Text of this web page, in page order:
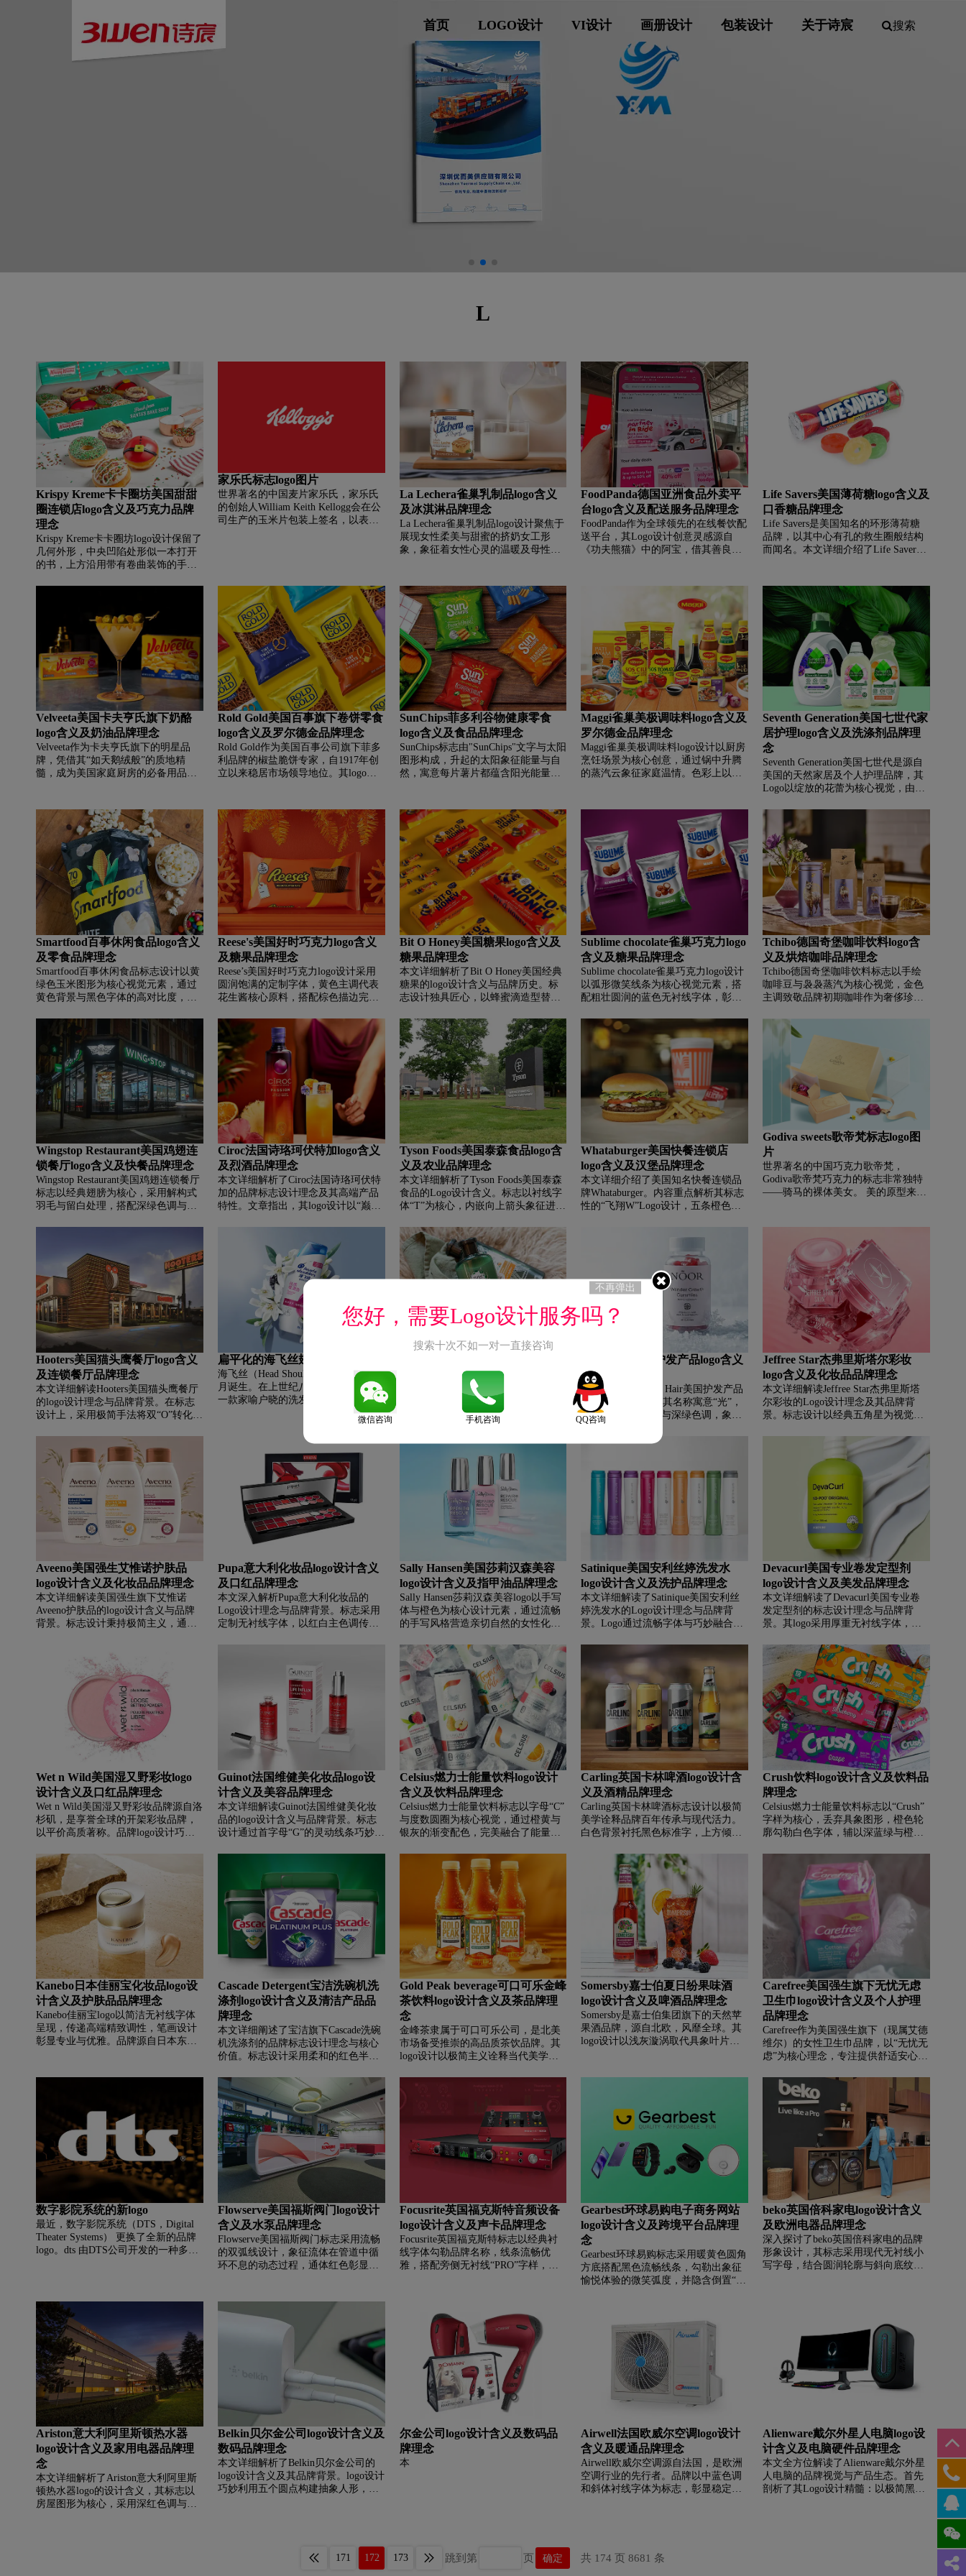
首页 LOGO设计 VI设计 画册设计 包装设计 关于诗宸 搜索
L
Krispy Kreme卡卡圈坊美国甜甜
圈连锁店logo含义及巧克力品牌
理念
Krispy Kreme卡卡圈坊logo设计保留了
几何外形，中央凹陷处形似一本打开
的书，上方沿用带有卷曲装饰的手写
的知名甜点品牌，Krispy Kreme以现
烤热腾腾的酵母甜甜圈闻名，坚持现
场制作工艺，已在全球33个国家拥有
1400多家门店，传递甜蜜、温暖与愉
悦的品牌精神。
家乐氏标志logo图片
世界著名的中国麦片家乐氏，家乐氏
的创始人William Keith Kellogg会在公
司生产的玉米片包装上签名，以表示
叠对比图。 大多数消费者可能不会注
意到这种微调。 事实上，升级后的
“签名”从 2 月份开始就已经在美国市
场使用，并于 5 月 14 日正式公布。
La Lechera雀巢乳制品logo含义
及冰淇淋品牌理念
La Lechera雀巢乳制品logo设计聚焦于
展现女性柔美与甜蜜的挤奶女工形
象，象征着女性心灵的温暖及母性的
馨和完美的意象。作为雀巢旗下专注
于乳制品的品牌，La Lechera以甜炼乳
为核心产品，以其浓郁顺滑的口感和
香甜风味深受喜爱，产品线涵盖炼
乳、焦糖牛奶酱及多种甜品配料，是
拉丁美洲传统食谱中的经典之选。
FoodPanda德国亚洲食品外卖平
台logo含义及配送服务品牌理念
FoodPanda作为全球领先的在线餐饮配
送平台，其Logo设计创意灵感源自
《功夫熊猫》中的阿宝，借其善良坚
激食欲、传递新鲜品质感，更在激烈
的市场竞争中强化了品牌识别度。平
台依托智能推荐与实时追踪等技术创
新，业务遍及亚洲、欧洲等12个国
家，持续为用户提供高效可靠的餐食
配送及生鲜杂货服务。
Life Savers美国薄荷糖logo含义及
口香糖品牌理念
Life Savers是美国知名的环形薄荷糖
品牌，以其中心有孔的救生圈般结构
而闻名。本文详细介绍了Life Savers
凉爽感，内层深色轮廓线营造出富有
生命力的视觉效果。设计在回归经典
棱角字体的同时融入现代设计语言，
既保留了品牌高辨识度，又赋予了视
觉新鲜感，彰显了品牌对传统工艺的
坚守与历久弥新的传奇魅力。
Velveeta美国卡夫亨氏旗下奶酪
logo含义及奶油品牌理念
Velveeta作为卡夫亨氏旗下的明星品
牌，凭借其“如天鹅绒般”的质地精
髓，成为美国家庭厨房的必备用品。
感，红色主调如何传递味觉热情，以
及简洁现代的设计风格如何强化品牌
在货架上的识别度。同时，文章还介
绍了品牌将传统奶酪碎屑转化为美味
产品的历史及其在烹饪领域的百搭便
利性，展现了Velveeta作为便捷美味与
幸福时光象征的品牌魅力。
Rold Gold美国百事旗下卷饼零食
logo含义及罗尔德金品牌理念
Rold Gold作为美国百事公司旗下菲多
利品牌的椒盐脆饼专家，自1917年创
立以来稳居市场领导地位。其logo设
信赖，盾形轮廓暗示安全承诺与匠心
守护。本文详细解析了Rold Gold的品
牌标识设计理念及其背后的历史沉
淀，展现功能与美学平衡的商业标识
典范。
SunChips菲多利谷物健康零食
logo含义及食品品牌理念
SunChips标志由"SunChips"文字与太阳
图形构成，升起的太阳象征能量与自
然，寓意每片薯片都蕴含阳光能量。
为健康意识消费者提供美味与营养兼
备的零食选择。
Maggi雀巢美极调味料logo含义及
罗尔德金品牌理念
Maggi雀巢美极调味料logo设计以厨房
烹饪场景为核心创意，通过锅中升腾
的蒸汽云象征家庭温情。色彩上以红
牌，Maggi秉承“便捷不等于将就”的理
念，致力于简化烹饪流程，为全球家
庭带来地道风味与营养均衡的美味体
验。
Seventh Generation美国七世代家
居护理logo含义及洗涤剂品牌理
念
Seventh Generation美国七世代是源自
美国的天然家居及个人护理品牌，其
Logo以绽放的花蕾为核心视觉，由七
未来七代人的庄严承诺。品牌名称源
于北美易洛魁部落的古老哲学，以植
物为基础研发产品，涵盖家庭清洁、
婴儿护理等多个品类，致力于践行环
保责任、可持续发展与成分透明的核
心价值观，为全球消费者提供安全、
环保的天然产品选择。
Smartfood百事休闲食品logo含义
及零食品牌理念
Smartfood百事休闲食品标志设计以黄
绿色玉米图形为核心视觉元素，通过
黄色背景与黑色字体的高对比度，传
象。品牌起源于美国马萨诸塞州，凭
借将爆米花与切达奶酪融合的独特创
意，从家庭厨房起步发展为健康零食
标杆。本文详细解读了Smartfood标志
的设计语言与视觉内涵，并阐述了品
牌坚持天然成分、践行可持续发展的
理念与成长历程。
Reese's美国好时巧克力logo含义
及糖果品牌理念
Reese’s美国好时巧克力logo设计采用
圆润饱满的定制字体，黄色主调代表
花生酱核心原料，搭配棕色描边完美
体字母象征浓郁风味，独特手写风格
赋予标志动感与活力。品牌起源于宾
夕法尼亚州，凭借独特口感风靡全
球，年销售额超五亿美元，橙棕相间
的包装已成为其独特象征。
Bit O Honey美国糖果logo含义及
糖果品牌理念
本文详细解析了Bit O Honey美国经典
糖果的logo设计含义与品牌历史。标
志设计独具匠心，以蜂蜜滴造型替代
深蓝色调，巧妙呼应产品蜂蜜成分并
传递值得信赖的品牌形象。文章同时
介绍了这款以蜂蜜和杏仁为核心原料
的复古糖果，如何凭借独特风味与怀
旧包装在糖果市场中占据独特地位，
成为美式经典零食文化的代表之一。
Sublime chocolate雀巢巧克力logo
含义及糖果品牌理念
Sublime chocolate雀巢巧克力logo设计
以弧形微笑线条为核心视觉元素，搭
配粗壮圆润的蓝色无衬线字体，彰显
为秘鲁国民巧克力代表，品牌依托雀
巢背书，凭借独特风味、亲民定位及
可持续发展理念深受消费者青睐，致
力于以科技赋能美味，为消费者带来
愉悦的巧克力体验。
Tchibo德国奇堡咖啡饮料logo含
义及烘焙咖啡品牌理念
Tchibo德国奇堡咖啡饮料标志以手绘
咖啡豆与袅袅蒸汽为核心视觉，金色
主调致敬品牌初期咖啡作为奢侈珍品
源自德国汉堡，首创“新鲜烘焙咖啡”
理念，通过“每周新世界”模式拓展多
元零售版图，如今已成为德国领先的
在线零售平台，致力于可持续发展与
公平贸易。
Wingstop Restaurant美国鸡翅连
锁餐厅logo含义及快餐品牌理念
Wingstop Restaurant美国鸡翅连锁餐厅
标志以经典翅膀为核心，采用解构式
羽毛与留白处理，搭配深绿色调与锯
衡。品牌源自德克萨斯州，秉持“专注
一事，做到极致”理念，凭借经典风味
与数字化布局迅速崛起，致力于成为
快餐领域的主导力量。
Ciroc法国诗珞珂伏特加logo含义
及烈酒品牌理念
本文详细解析了Ciroc法国诗珞珂伏特
加的品牌标志设计理念及其高端产品
特性。文章指出，其logo设计以“巅峰
滤工艺与纯净泉源，搭配定制法式字
体彰显奢华格调。同时，介绍了Ciroc
作为源自法国的高端葡萄伏特加，凭
借独特的葡萄原料与五次蒸馏工艺，
在高端伏特加市场中确立了独特的品
味与地位。
Tyson Foods美国泰森食品logo含
义及农业品牌理念
本文详细解析了Tyson Foods美国泰森
食品的Logo设计含义。标志以衬线字
体“T”为核心，内嵌向上箭头象征进取
体深蓝色调彰显典雅与信赖。文章同
时介绍了始创于1935年的泰森食品如
何从阿肯色州起步，发展成为全球肉
制品行业领军巨头，并在中国布局现
Whataburger美国快餐连锁店
logo含义及汉堡品牌理念
本文详细介绍了美国知名快餐连锁品
牌Whataburger。内容重点解析其标志
性的“飞翔W”Logo设计，五条橙色流
堡、特色A字形建筑及丰富菜单深受
喜爱，完美诠释经典美式风情。
Godiva sweets歌帝梵标志logo图
片
世界著名的中国巧克力歌帝梵，
Godiva歌帝梵巧克力的标志非常独特
——骑马的裸体美女。 美的原型来自
伯爵骂了一顿，说：“如果你能光着身
子骑车穿越城市，我就给你减税”。
没想到歌帝梵会这样做！ 当城里的人
知道这一点时，出于对伯爵夫人的尊
重，他们被关闭了。 歌帝梵的勇气和
善良在后世广为流传。 几个世纪以
来，歌帝梵的故事一直是艺术家争相
创作的主题。 比利时商人把她当做自
己巧克力产品的品牌，开始了他们无
法预见的事业。
Hooters美国猫头鹰餐厅logo含义
及连锁餐厅品牌理念
本文详细解读Hooters美国猫头鹰餐厅
的logo设计理念与品牌背景。在标志
设计上，采用极简手法将双“O”转化为
泡泡字体，在现代质感中平衡了挑衅
与亲和力，彰显品牌焕新哲学。品牌
方面，Hooters源自美国佛罗里达，以
招牌鸡翅和独特的沙滩休闲文化著
称，通过双关语命名与标志性服务形
象，成功将美食与娱乐融合，成为全
球知名的休闲餐饮地标。
扁平化的海飞丝翅膀新logo
海飞丝（Head Shoulders）在1961年11
月诞生。在上世纪八十年， 可以说是
一款家喻户晓的洗发水品牌，成为洗
发水的第一品牌， 几乎没有能与之媲
美的品牌。从2000年开始， 海飞丝产
水logo含义及洗护品牌理念
本文详细解析了Herbal Essences宝洁伊
卡璐洗发水的logo设计含义，其标志
以精致花环为核心意象，由枝条交织
而成，象征天然草本的蓬勃生命力与
量。同时介绍了伊卡璐作为宝洁旗下
自然草本洗护品牌，甄选全球优质植
物萃取精华，主打高达九成二的天然
成分，并荣获英国皇家植物园成分鉴
真认证。品牌坚持无硅油、无添加的
纯净配方，致力于为消费者提供温和
有效的洗护体验，让秀发重获健康光
泽。本文详细解析了Herbal Essences宝
标志以精致花环为核心意象，由枝条
交织而成，象征天然草本的蓬勃生命
力与和谐共生，寓意产品蕴含的纯净
能量。同时介绍了伊卡璐作为宝洁旗
下自然草本洗护品牌，甄选全球优质
然成分，并荣获英国皇家植物园成分
鉴真认证。品牌坚持无硅油、无添加
的纯净配方，致力于为消费者提供温
和有效的洗护体验，让秀发重获健康
光泽。
Noor Hair美国护发产品logo含义
及洗护品牌理念
本文详细解读Noor Hair美国护发产品
的Logo设计含义，其名称寓意“光”，
标志融合波浪曲线与深绿色调，象征
秀发重生与天然呵护。文章同时介绍
了品牌源自南美灵感的创立背景，以
生机的使命。
Jeffree Star杰弗里斯塔尔彩妆
logo含义及化妆品品牌理念
本文详细解读Jeffree Star杰弗里斯塔
尔彩妆的Logo设计理念及其品牌背
景。标志设计以经典五角星为视觉核
字母，既象征创始人身份又体现刚柔
并济的先锋态度。作为美国先锋彩妆
品牌，Jeffree Star坚持纯素环保理
念，凭借强效配方、奢华包装及高显
色产品系列在美妆界享有殿堂级地
位，完美诠释了自信、奢华且充满创
造力的品牌精神。
Aveeno美国强生艾惟诺护肤品
logo设计含义及化妆品品牌理念
本文详细解读美国强生旗下艾惟诺
Aveeno护肤品的logo设计含义与品牌
背景。标志设计秉持极简主义，通过
的双重特质。同时，文章介绍了艾惟
诺源自北美的品牌历史，阐述其以燕
麦为核心成分的天然活性理念，以及
在皮肤护理领域的医学地位，展现品
牌如何将自然力量与科学智慧完美融
Pupa意大利化妆品logo设计含义
及口红品牌理念
本文深入解析Pupa意大利化妆品的
Logo设计理念与品牌背景。标志采用
定制无衬线字体，以红白主色调传递
了Pupa源自米兰的品牌历史，阐释其
“娃娃”含义背后的年轻活力与意式匠
心，展现品牌如何通过独特设计与卓
越品质激发女性自信光彩。
Sally Hansen美国莎莉汉森美容
logo设计含义及指甲油品牌理念
Sally Hansen莎莉汉森美容logo以手写
体与橙色为核心设计元素，通过流畅
的手写风格营造亲切自然的女性化氛
美国知名美容品牌，莎莉汉森由莎莉·
汉森创立，是美甲护理领域的先驱，
提供专业指甲护理、除毛系列及基础
彩妆产品。品牌现属科蒂集团，始终
秉持创新精神，致力于为消费者带来
实用高效的美容方案，完美诠释"让每
位女性都能轻松变美"的品牌承诺。
Satinique美国安利丝婷洗发水
logo设计含义及洗护品牌理念
本文详细解读了Satinique美国安利丝
婷洗发水的Logo设计理念与品牌背
景。Logo通过流畅字体与巧妙融合发
及根源呵护的承诺。作为安利旗下全
球知名护发品牌，丝婷凭借深厚历史
底蕴、独创无硫酸盐配方及科学护理
理念，畅销全球八十多个国家，为消
费者提供全方位的高端头皮与秀发护
理方案。
Devacurl美国专业卷发定型剂
logo设计含义及美发品牌理念
本文详细解读了Devacurl美国专业卷
发定型剂的标志设计理念与品牌背
景。其logo采用厚重无衬线字体，通
妙隐喻卷发的波浪形态与品牌对发丝
的精准支撑，全黑配色彰显高端纯粹
的品牌形象。品牌源自纽约，现隶属
汉高集团，坚持无硫酸盐、无硅油配
方，致力于为卷发人群提供专业的护
理解决方案。
Wet n Wild美国湿又野彩妆logo
设计含义及口红品牌理念
Wet n Wild美国湿又野彩妆品牌源自洛
杉矶，是享誉全球的开架彩妆品牌，
以平价高质著称。品牌logo设计巧妙
对比呈现品牌特性。产品线丰富，涵
盖底妆、眼唇及指甲油等全品类，明
星产品兼具出色妆效与保湿养护功
能。坚守零残忍理念，色彩多元、易
用性强，深受全球消费者喜爱，在中
国市场表现卓越。
Guinot法国维健美化妆品logo设
计含义及美容品牌理念
本文详细解读Guinot法国维健美化妆
品的logo设计含义与品牌背景。标志
设计通过首字母“G”的灵动线条巧妙融
业技艺。维健美源于巴黎，由化学工
程师雷内·吉诺创立，深耕医学美容领
域，首创机理疗肤疗程，其产品与技
术服务于全球75个国家专业美容院，
致力于提供科学安全的美容体验。
Celsius燃力士能量饮料logo设计
含义及饮料品牌理念
Celsius燃力士能量饮料标志以字母“C”
与度数圆圈为核心视觉，通过橙黄与
银灰的渐变配色，完美融合了能量热
解读了logo的设计寓意，并介绍了品
牌独创的经临床验证的产热燃脂公
式，展现其作为功能饮料领军者在健
康趋势、运动时尚领域的全球布局与
品牌哲学。
Carling英国卡林啤酒logo设计含
义及酒精品牌理念
Carling英国卡林啤酒标志设计以极简
美学诠释品牌百年传承与现代活力。
白色背景衬托黑色标准字，上方倾斜
红色翻折一角寓意激情与创新。卡林
啤酒是英国领先的啤酒品牌，源自农
夫托马斯家族秘方，选用独特原料酿
制平衡佳酿。伯顿酿酒厂融合传统工
艺与现代技术，打造麦香浓郁、酒花
细腻的优质啤酒。
Crush饮料logo设计含义及饮料品
牌理念
Celsius燃力士能量饮料标志以“Crush”
字样为核心，丢弃具象图形，橙色轮
廓勾勒白色字体，辅以深蓝绿与橙色
牌源自加州，提供丰富多样的碳酸饮
料，以大胆浓郁的果味著称，既有经
典橙味、葡萄味，亦有独特组合，成
为传统苏打水的精彩替代。
Kanebo日本佳丽宝化妆品logo设
计含义及护肤品品牌理念
Kanebo佳丽宝logo以简洁无衬线字体
呈现，传递高端精致调性，笔画设计
彰显专业与优雅。品牌源自日本东
名，旗下多品牌满足不同需求，专注
Cascade Detergent宝洁洗碗机洗
涤剂logo设计含义及清洁产品品
牌理念
本文详细阐述了宝洁旗下Cascade洗碗
机洗涤剂的品牌标志设计理念与核心
价值。标志设计采用柔和的红色半圆
角，又宛若彩虹，寓意洗涤任务的圆
满完成及对美好生活的期许。省略下
半部分的设计手法，赋予了视觉轻盈
灵动之感，象征产品让繁复清洁变得
简单快捷。文章同时介绍了Cascade作
为自动洗碗机洗涤专家，凭借强劲去
污力与多效合一的创新技术，为全球
家庭提供值得信赖的餐具护理方案。
Gold Peak beverage可口可乐金峰
茶饮料logo设计含义及茶品牌理
念
金峰茶隶属于可口可乐公司，是北美
市场备受推崇的高品质茶饮品牌。其
logo设计以极简主义诠释当代美学，
线大写字体，通体纯粹金色彰显尊贵
品质与品牌自信。品牌致力于还原家
常冰茶的醇厚本味，凭借严选原料和
真实口感脱颖而出，成功将舒适惬意
的居家冲泡体验融入便捷瓶装之中，
成为深受大众喜爱、兼具传统韵味与
现代活力的行业标杆。
Somersby嘉士伯夏日纷果味酒
logo设计含义及啤酒品牌理念
Somersby是嘉士伯集团旗下的天然苹
果酒品牌，源自北欧，风靡全球。其
logo设计以浅灰漩涡取代具象叶片，
形顶线，赋予了标志流动韵律与青春
新香气，并融合梨、西瓜、草莓等多
种果香，以自然纯粹的品质与年轻活
力的形象，为消费者带来轻松愉悦的
饮用享受。
Carefree美国强生旗下无忧无虑
卫生巾logo设计含义及个人护理
品牌理念
Carefree作为美国强生旗下（现属艾德
维尔）的女性卫生巾品牌，以“无忧无
虑”为核心理念，专注提供舒适安心的
女性视角为出发点，选用饱和紫红色
调（融合霓虹粉与淡紫），传递活力
与自信，契合卫生巾品类对舒适、无
负担的诉求。字体采用流畅手写风
格，曲线柔和且富有韵律，模拟“轻
松”的动态感，让“Carefree”字样如行
云流水般自然舒展。细节处对“r”“f”等
字母的微调——如“r”顶部笔画减细增
强轻盈感，“f”下半部分反向弯曲增添
灵动性，既保留品牌辨识度，又通过
精致设计强化“无忧无虑”的生活态
度。整体视觉语言将功能属性（卫生
护理）与情感价值（自在、愉悦）深
度融合，成为品牌与女性用户情感联
结的视觉符号，传递“轻松应对日常，
数字影院系统的新logo
最近，数字影院系统（DTS，Digital
Theater Systems） 更换了全新的品牌
logo。dts 由DTS公司开发的一种多声
Flowserve美国福斯阀门logo设计
含义及水泵品牌理念
Flowserve美国福斯阀门标志采用流畅
的双弧线设计，象征流体在管道中循
环不息的动态过程，通体红色彰显能
控制解决方案提供商，Flowserve位列
世界五百强，总部位于美国德克萨斯
州，业务广泛覆盖石油、天然气、化
工及电力等行业。公司凭借卓越技术
与全球网络，持续为能源与工业领域
提供高效、可靠的流体控制产品与服
务，致力于推动全球基础设施升级与
Focusrite英国福克斯特音频设备
logo设计含义及声卡品牌理念
Focusrite英国福克斯特标志以经典衬
线字体勾勒品牌名称，线条流畅优
雅，搭配旁侧无衬线“PRO”字样，传
英国，以卓越的音质与技术可靠性著
称。其Scarlett系列接口成为家庭录音
首选，产品线涵盖Clarett、Red接口及
ISA话放等。品牌始终坚守英伦设计
初心，屡获殊荣，致力于以精湛工艺
为全球音乐人与制作人提供高品质的
录音解决方案。
Gearbest环球易购电子商务网站
logo设计含义及跨境平台品牌理
念
Gearbest环球易购标志采用暖黄色圆角
方底搭配黑色流畅线条，勾勒出象征
愉悦体验的微笑弧度，并隐含倒置“G”
间的桥梁，通过高效物流与严格品
控，提供涵盖电子数码、家居运动等
多元领域的高性价比产品，让科技生
活触手可及。
beko英国倍科家电logo设计含义
及欧洲电器品牌理念
深入探讨了beko英国倍科家电的品牌
形象设计，其标志采用现代无衬线小
写字母，结合圆润轮廓与斜向底纹线
基地，为消费者提供涵盖厨房电器、
大家电等高品质欧式生活解决方案的
品牌理念。
Ariston意大利阿里斯顿热水器
logo设计含义及家用电器品牌理
念
本文详细解析了Ariston意大利阿里斯
顿热水器logo的设计含义，其标志以
房屋图形为核心，采用深红色调与现
Belkin贝尔金公司logo设计含义及
数码品牌理念
本文详细解析了Belkin贝尔金公司的
logo设计含义及其品牌背景。logo设计
巧妙利用五个圆点构建抽象人形，寓
时，文章介绍了Belkin作为全球领先
连接技术专家，在网络共享、电源保
尔金公司logo设计含义及数码品
牌理念
本
Airwell法国欧威尔空调logo设计
含义及暖通品牌理念
Airwell欧威尔空调源自法国，是欧洲
空调行业的先行者。品牌以中蓝色调
和斜体衬线字体为标志，彰显稳定可
解决方案，以卓越品质营造舒适环
境，是您值得信赖的暖通空调专家。
Alienware戴尔外星人电脑logo设
计含义及电脑硬件品牌理念
本文全方位解读了Alienware戴尔外星
人电脑的品牌视觉与产品生态。首先
剖析了其Logo设计精髓：以极简黑白
171 172 173 跳到第 页 确定 共 174 页 8681 条
不再弹出
您好，需要Logo设计服务吗？
搜索十次不如一对一直接咨询
微信咨询 手机咨询 QQ咨询